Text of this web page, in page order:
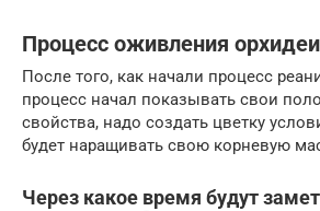
Процесс оживления орхидеи
После того, как начали процесс
процесс начал показывать свои
свойства, надо создать цветку
будет наращивать свою корневую
Через какое время будут